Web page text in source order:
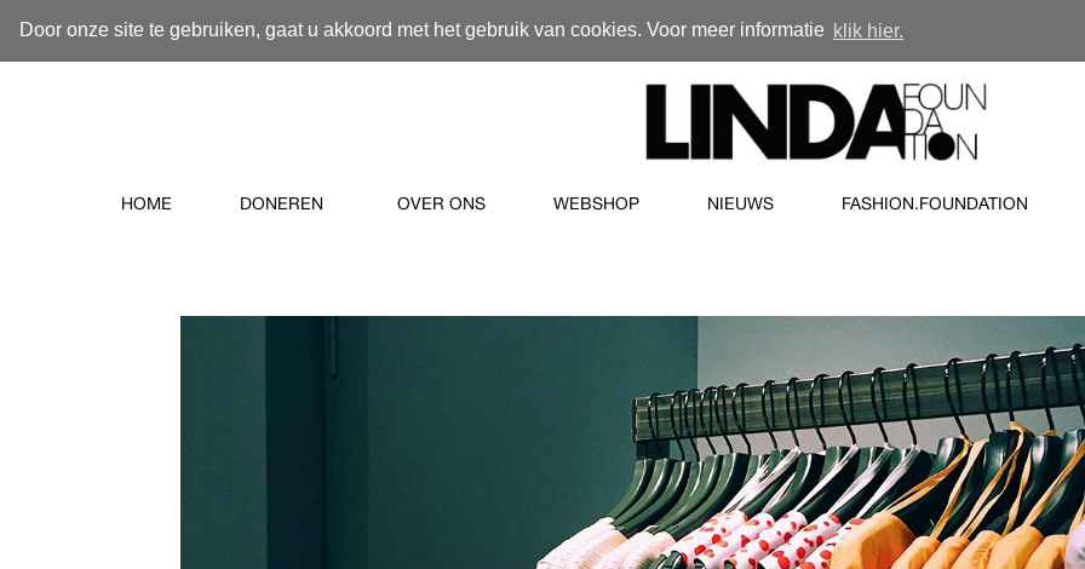
Door onze site te gebruiken, gaat u akkoord met het gebruik van cookies. Voor meer informatie klik hier.
HOME DONEREN OVER ONS WEBSHOP NIEUWS FASHION.FOUNDATION